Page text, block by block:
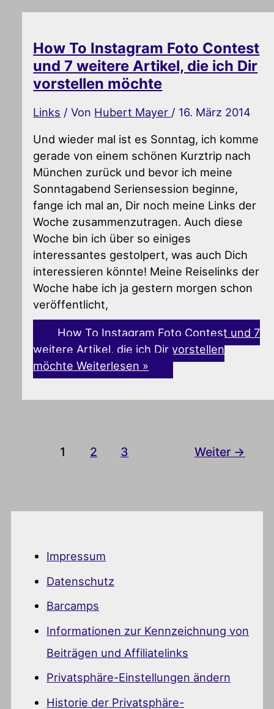
How To Instagram Foto Contest
und 7 weitere Artikel, die ich Dir
vorstellen möchte
Links / Von Hubert Mayer / 16. März 2014
Und wieder mal ist es Sonntag, ich komme
gerade von einem schönen Kurztrip nach
München zurück und bevor ich meine
Sonntagabend Seriensession beginne,
fange ich mal an, Dir noch meine Links der
Woche zusammenzutragen. Auch diese
Woche bin ich über so einiges
interessantes gestolpert, was auch Dich
interessieren könnte! Meine Reiselinks der
Woche habe ich ja gestern morgen schon
veröffentlicht,
How To Instagram Foto Contest und 7
weitere Artikel, die ich Dir vorstellen
möchte Weiterlesen »
1 2 3 Weiter →
Impressum
Datenschutz
Barcamps
Informationen zur Kennzeichnung von
Beiträgen und Affiliatelinks
Privatsphäre-Einstellungen ändern
Historie der Privatsphäre-